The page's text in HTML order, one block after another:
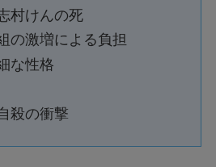
村けんの死
の激増による負担
な性格
殺の衝撃